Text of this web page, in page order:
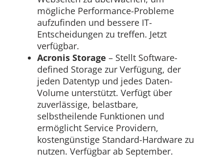
mögliche Performance-Probleme
aufzufinden und bessere IT-
Entscheidungen zu treffen. Jetzt
verfügbar.
Acronis Storage – Stellt Software-
defined Storage zur Verfügung, der
jeden Datentyp und jedes Daten-
Volume unterstützt. Verfügt über
zuverlässige, belastbare,
selbstheilende Funktionen und
ermöglicht Service Providern,
kostengünstige Standard-Hardware zu
nutzen. Verfügbar ab September.